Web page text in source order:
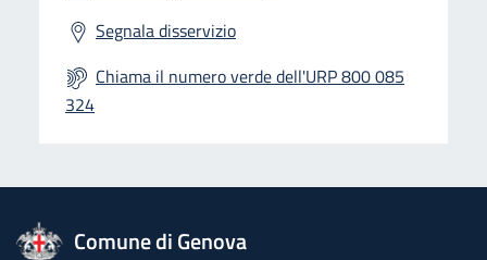
Segnala disservizio
Chiama il numero verde dell'URP 800 085
324
logo Unione Europea
Comune di Genova